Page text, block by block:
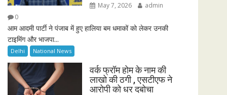
May 7, 2026
admin
0
आम आदमी पार्टी ने पंजाब में हुए हालिया बम धमाकों को लेकर उनकी
टाइमिंग और भाजपा...
Delhi National News
वर्क फ्रॉम होम के नाम की
लाखो की ठगी , एसटीएफ ने
आरोपी को धर दबोचा